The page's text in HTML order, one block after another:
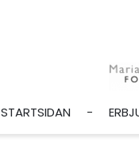
STARTSIDAN